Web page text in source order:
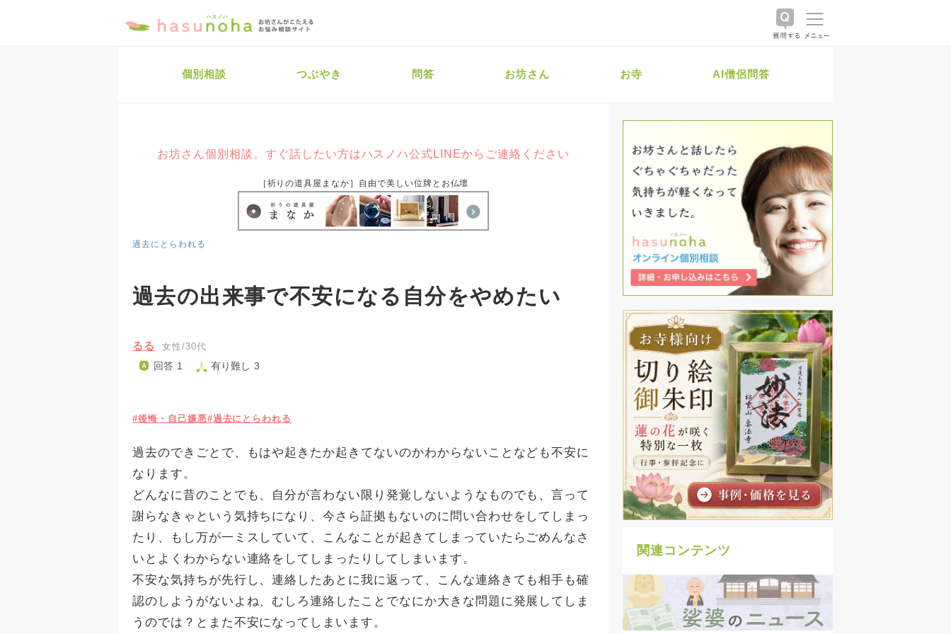
個別相談 つぶやき 問答 お坊さん お寺 AI僧侶問答
お坊さん個別相談。すぐ話したい方はハスノハ公式LINEからご連絡ください
［祈りの道具屋まなか］自由で美しい位牌とお仏壇
過去にとらわれる
過去の出来事で不安になる自分をやめたい
るる 女性/30代
回答 1 有り難し 3
#後悔・自己嫌悪#過去にとらわれる
過去のできごとで、もはや起きたか起きてないのかわからないことなども不安に
なります。
どんなに昔のことでも、自分が言わない限り発覚しないようなものでも、言って
謝らなきゃという気持ちになり、今さら証拠もないのに問い合わせをしてしまっ
たり、もし万が一ミスしていて、こんなことが起きてしまっていたらごめんなさ
いとよくわからない連絡をしてしまったりしてしまいます。
不安な気持ちが先行し、連絡したあとに我に返って、こんな連絡きても相手も確
認のしようがないよね、むしろ連絡したことでなにか大きな問題に発展してしま
うのでは？とまた不安になってしまいます。
関連コンテンツ